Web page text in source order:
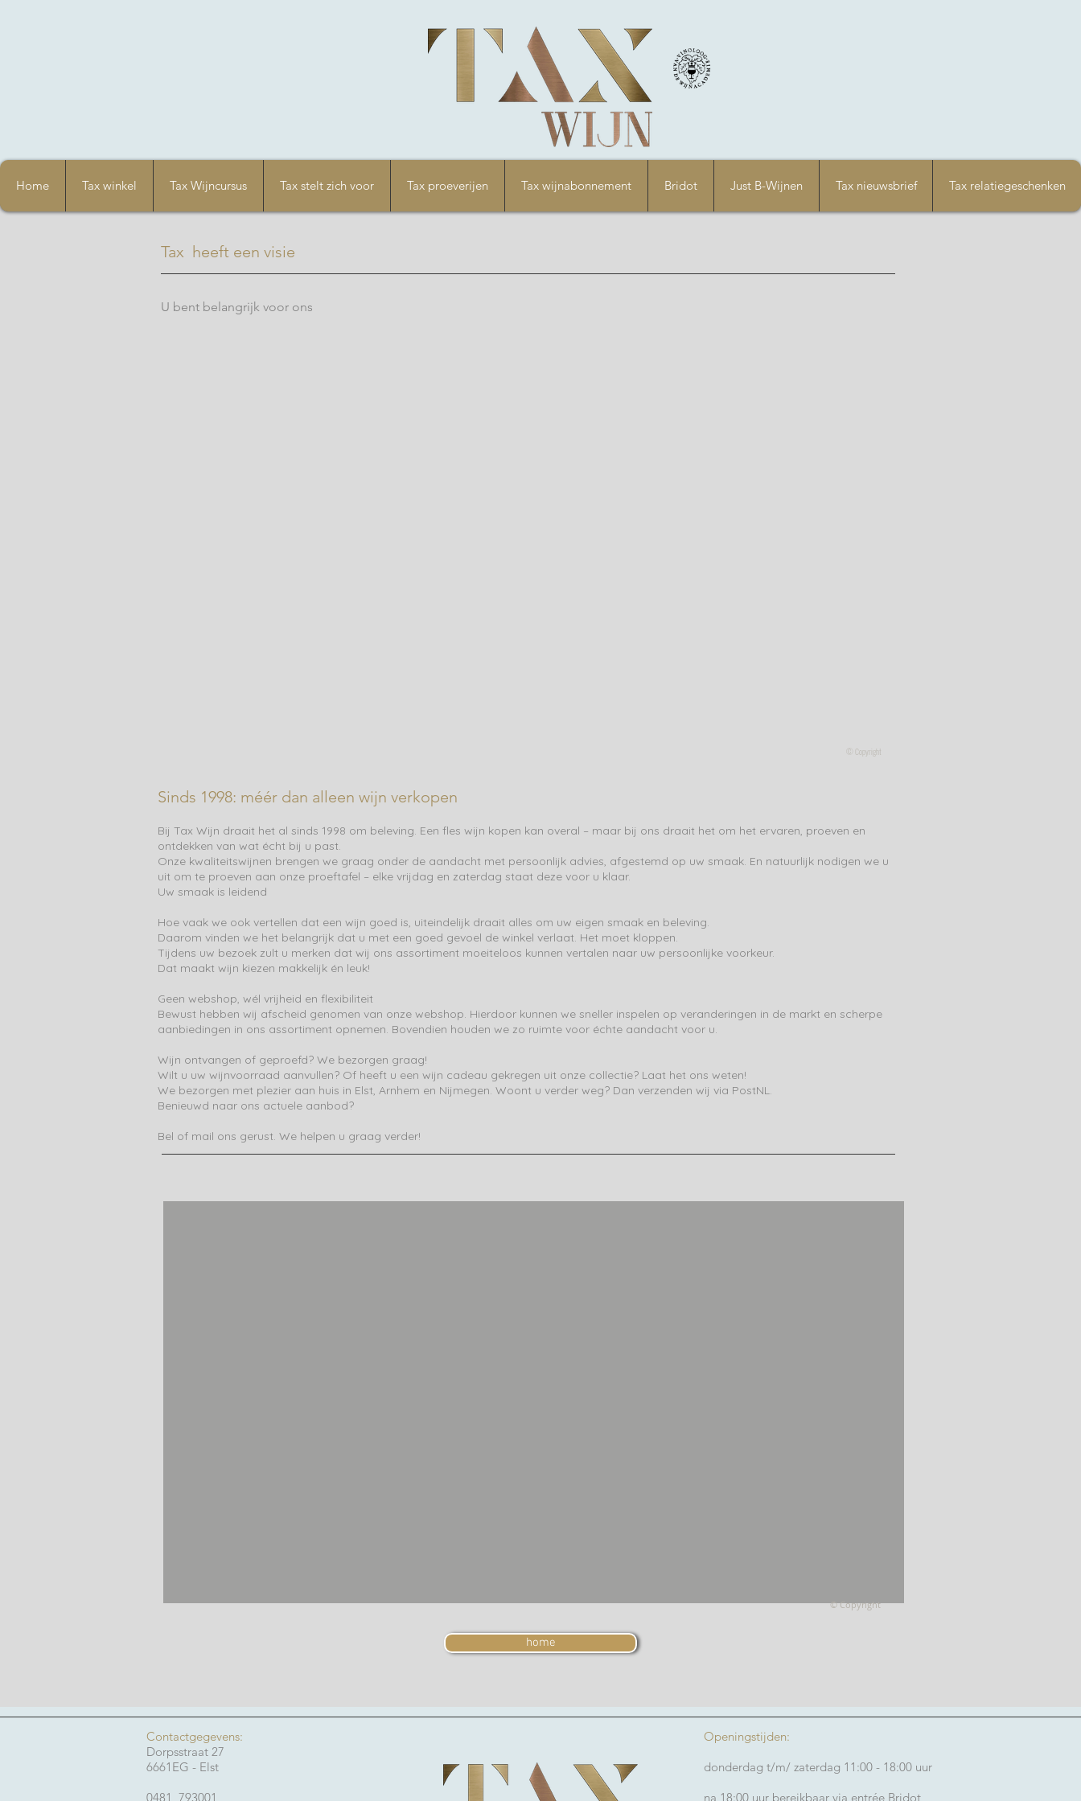
Home Tax winkel Tax Wijncursus Tax stelt zich voor Tax proeverijen Tax wijnabonnement Bridot Just B-Wijnen Tax nieuwsbrief Tax relatiegeschenken
Tax heeft een visie
U bent belangrijk voor ons
© Copyright
Sinds 1998: méér dan alleen wijn verkopen
Bij Tax Wijn draait het al sinds 1998 om beleving. Een fles wijn kopen kan overal – maar bij ons draait het om het ervaren, proeven en
ontdekken van wat écht bij u past.
Onze kwaliteitswijnen brengen we graag onder de aandacht met persoonlijk advies, afgestemd op uw smaak. En natuurlijk nodigen we u
uit om te proeven aan onze proeftafel – elke vrijdag en zaterdag staat deze voor u klaar.
Uw smaak is leidend
Hoe vaak we ook vertellen dat een wijn goed is, uiteindelijk draait alles om uw eigen smaak en beleving.
Daarom vinden we het belangrijk dat u met een goed gevoel de winkel verlaat. Het moet kloppen.
Tijdens uw bezoek zult u merken dat wij ons assortiment moeiteloos kunnen vertalen naar uw persoonlijke voorkeur.
Dat maakt wijn kiezen makkelijk én leuk!
Geen webshop, wél vrijheid en flexibiliteit
Bewust hebben wij afscheid genomen van onze webshop. Hierdoor kunnen we sneller inspelen op veranderingen in de markt en scherpe
aanbiedingen in ons assortiment opnemen. Bovendien houden we zo ruimte voor échte aandacht voor u.
Wijn ontvangen of geproefd? We bezorgen graag!
Wilt u uw wijnvoorraad aanvullen? Of heeft u een wijn cadeau gekregen uit onze collectie? Laat het ons weten!
We bezorgen met plezier aan huis in Elst, Arnhem en Nijmegen. Woont u verder weg? Dan verzenden wij via PostNL.
Benieuwd naar ons actuele aanbod?
Bel of mail ons gerust. We helpen u graag verder!
© Copyright
home
Contactgegevens:
Dorpsstraat 27
6661EG - Elst
0481 793001
Openingstijden:
donderdag t/m/ zaterdag 11:00 - 18:00 uur
na 18:00 uur bereikbaar via entrée Bridot